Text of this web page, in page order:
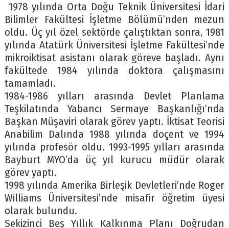
1978 yılında Orta Doğu Teknik Üniversitesi İdari
Bilimler Fakültesi İşletme Bölümü’nden mezun
oldu. Üç yıl özel sektörde çalıştıktan sonra, 1981
yılında Atatürk Üniversitesi İşletme Fakültesi’nde
mikroiktisat asistanı olarak göreve başladı. Aynı
fakültede 1984 yılında doktora çalışmasını
tamamladı.
1984-1986 yılları arasında Devlet Planlama
Teşkilatında Yabancı Sermaye Başkanlığı’nda
Başkan Müşaviri olarak görev yaptı. İktisat Teorisi
Anabilim Dalında 1988 yılında doçent ve 1994
yılında profesör oldu. 1993-1995 yılları arasında
Bayburt MYO’da üç yıl kurucu müdür olarak
görev yaptı.
1998 yılında Amerika Birleşik Devletleri’nde Roger
Williams Üniversitesi’nde misafir öğretim üyesi
olarak bulundu.
Sekizinci Beş Yıllık Kalkınma Planı Doğrudan